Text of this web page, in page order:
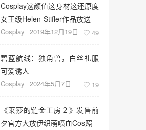
Cosplay这颜值这身材这还原度
女王级Helen-Stifler作品放送
Cosplay 2019年12月19日 49
碧蓝航线：独角兽，白丝礼服
可爱诱人
Cosplay 2024年5月7日 19
《莱莎的链金工房２》发售前
夕官方大放伊织萌喷血Cos照